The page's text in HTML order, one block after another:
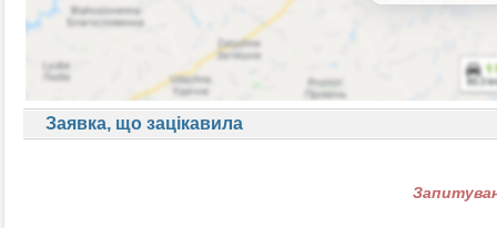
Заявка, що зацікавила